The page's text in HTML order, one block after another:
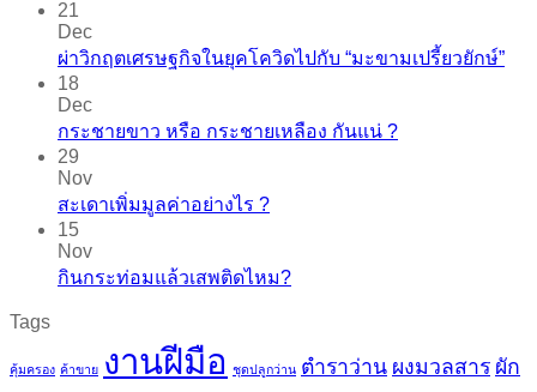
21
Dec
ผ่าวิกฤตเศรษฐกิจในยุคโควิดไปกับ “มะขามเปรี้ยวยักษ์”
18
Dec
กระชายขาว​ หรือ​ กระชายเหลือง กันแน่ ?
29
Nov
สะเดาเพิ่มมูลค่าอย่างไร ?
15
Nov
กินกระท่อมแล้วเสพติดไหม?
Tags
คุ้มครอง ค้าขาย งานฝีมือ ชุดปลูกว่าน ตำราว่าน ผงมวลสาร ผัก